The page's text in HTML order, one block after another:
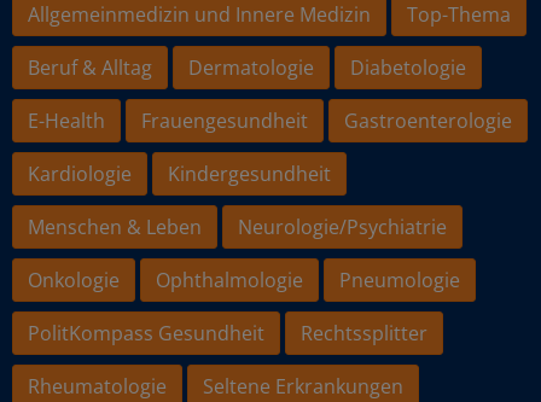
Allgemeinmedizin und Innere Medizin
Top-Thema
Beruf & Alltag
Dermatologie
Diabetologie
E-Health
Frauengesundheit
Gastroenterologie
Kardiologie
Kindergesundheit
Menschen & Leben
Neurologie/Psychiatrie
Onkologie
Ophthalmologie
Pneumologie
PolitKompass Gesundheit
Rechtssplitter
Rheumatologie
Seltene Erkrankungen